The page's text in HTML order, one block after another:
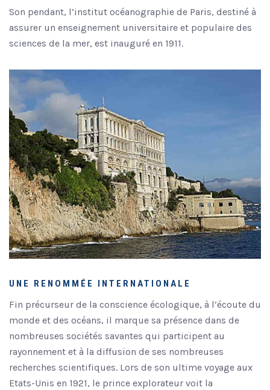
Son pendant, l’institut océanographie de Paris, destiné à
assurer un enseignement universitaire et populaire des
sciences de la mer, est inauguré en 1911.
UNE RENOMMÉE INTERNATIONALE
Fin précurseur de la conscience écologique, à l’écoute du
monde et des océans, il marque sa présence dans de
nombreuses sociétés savantes qui participent au
rayonnement et à la diffusion de ses nombreuses
recherches scientifiques. Lors de son ultime voyage aux
Etats-Unis en 1921, le prince explorateur voit la